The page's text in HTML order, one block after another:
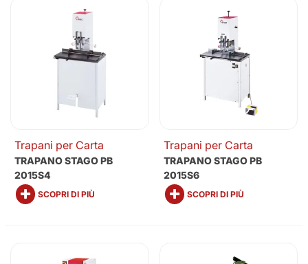
Trapani per Carta
TRAPANO STAGO PB
2015S4
SCOPRI DI PIÙ
Trapani per Carta
TRAPANO STAGO PB
2015S6
SCOPRI DI PIÙ